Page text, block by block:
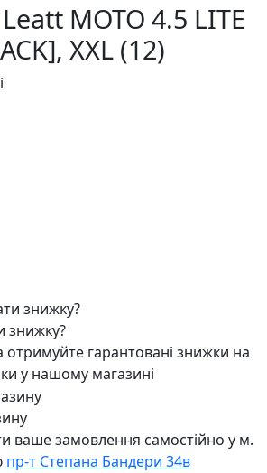
MOTO 4.5 LITE
XXL (12)
знижку?
отримуйте гарантовані знижки на
у нашому магазині
ваше замовлення самостійно у м.
пр-т Степана Бандери 34в